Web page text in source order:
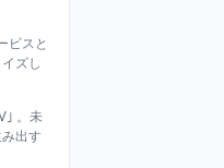
ビスと
ズし
｣ 。未
出す